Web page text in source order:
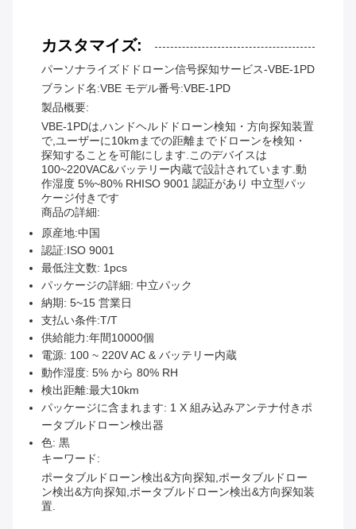
カスタマイズ:
パーソナライズドドローン信号探知サービス-VBE-1PD
ブランド名:VBE モデル番号:VBE-1PD
製品概要:
VBE-1PDは,ハンドヘルドドローン検知・方向探知装置
で,ユーザーに10kmまでの距離までドローンを検知・
探知することを可能にします.このデバイスは
100~220VAC&バッテリー内蔵で設計されています.動
作湿度 5%~80% RHISO 9001 認証があり 中立型パッ
ケージ付きです
商品の詳細:
原産地:中国
認証:ISO 9001
最低注文数: 1pcs
パッケージの詳細: 中立パック
納期: 5~15 営業日
支払い条件:T/T
供給能力:年間10000個
電源: 100 ~ 220V AC & バッテリー内蔵
動作湿度: 5% から 80% RH
検出距離:最大10km
パッケージに含まれます: 1 X 組み込みアンテナ付きポ
ータブルドローン検出器
色: 黒
キーワード:
ポータブルドローン検出&方向探知,ポータブルドロー
ン検出&方向探知,ポータブルドローン検出&方向探知装
置.